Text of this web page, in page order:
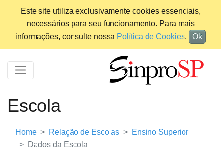
Este site utiliza exclusivamente cookies essenciais,
necessários para seu funcionamento. Para mais
informações, consulte nossa Política de Cookies. Ok
Escola
Home Relação de Escolas
Ensino Superior
Dados da Escola